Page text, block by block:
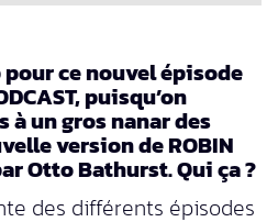
ce nouvel épisode
puisqu’on
à un gros nanar des
version de ROBIN
Otto Bathurst. Qui ça ?
des différents épisodes